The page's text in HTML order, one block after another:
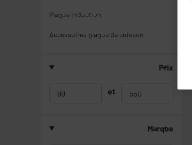
Plaque induction
Accessoires plaque de cuisson
Prix
et
Marque